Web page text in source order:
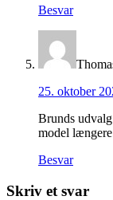
Besvar
25. oktober
Brunds
model
Besvar
Skriv et svar